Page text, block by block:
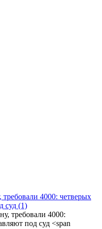
4000: четверых
суд (1)